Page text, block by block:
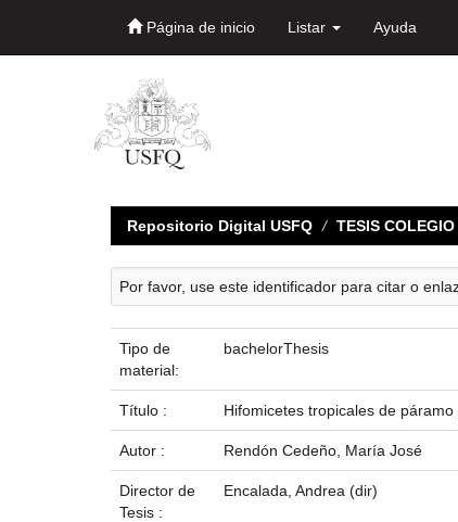
Página de inicio Listar Ayuda
Repositorio Digital USFQ TESIS
Por favor, use este identificador para citar o
Tipo de
material:
bachelorThesis
Título : Hifomicetes tropicales de
Autor : Rendón Cedeño, María José
Director de
Tesis :
Encalada, Andrea (dir)